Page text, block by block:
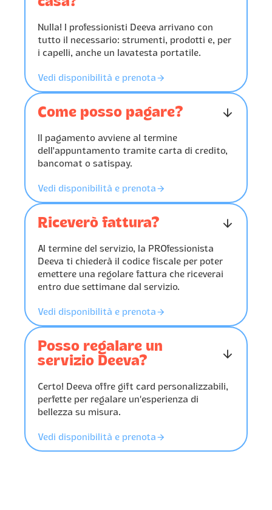
Nulla! I professionisti Deeva arrivano con
tutto il necessario: strumenti, prodotti e, per
i capelli, anche un lavatesta portatile.
Vedi disponibilità e prenota 󰁔
Come posso pagare? 󰁅
Il pagamento avviene al termine
dell'appuntamento tramite carta di credito,
bancomat o satispay.
Vedi disponibilità e prenota 󰁔
Riceverò fattura? 󰁅
Al termine del servizio, la PROfessionista
Deeva ti chiederà il codice fiscale per poter
emettere una regolare fattura che riceverai
entro due settimane dal servizio.
Vedi disponibilità e prenota 󰁔
Posso regalare un
servizio Deeva?
󰁅
Certo! Deeva offre gift card personalizzabili,
perfette per regalare un’esperienza di
bellezza su misura.
Vedi disponibilità e prenota 󰁔